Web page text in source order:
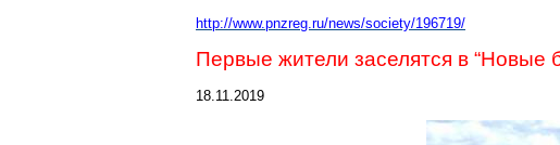
http://www.pnzreg.ru/news/society/196719/
Первые жители заселятся в “Новые
18.11.2019